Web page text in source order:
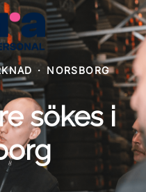
· NORSBORG
sökes i